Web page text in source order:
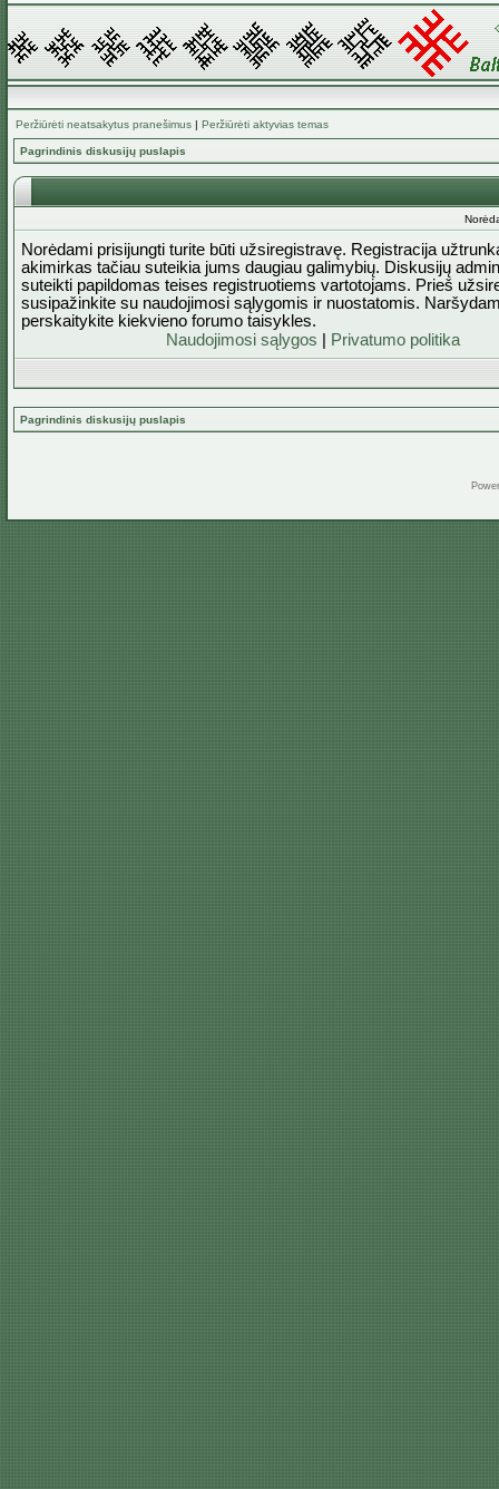
Peržiūrėti neatsakytus pranešimus | Peržiūrėti aktyvias temas
Pagrindinis diskusijų puslapis
Norėdami prisijungti turite būti užsiregistravę. Registracija
akimirkas tačiau suteikia jums daugiau galimybių. Diskusijų
suteikti papildomas teises registruotiems vartotojams. Prieš
susipažinkite su naudojimosi sąlygomis ir nuostatomis.
perskaitykite kiekvieno forumo taisykles.
Naudojimosi sąlygos
Privatumo politika
Pagrindinis diskusijų puslapis